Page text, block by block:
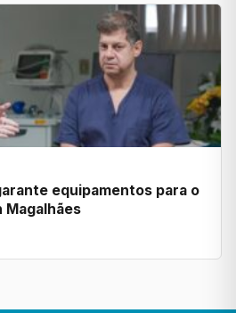
equipamentos para o
Magalhães